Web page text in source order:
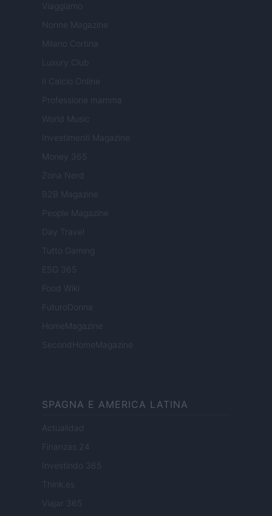
Viaggiamo
Nonne Magazine
Milano Cortina
Luxury Club
Il Calcio Online
Professione mamma
World Music
Investimenti Magazine
Money 365
Zona Nerd
B2B Magazine
People Magazine
Day Travel
Tutto Gaming
ESG 365
Food Wiki
FuturoDonna
HomeMagazine
SecondHomeMagazine
SPAGNA E AMERICA LATINA
Actualidad
Finanzas 24
Investindo 365
Think.es
Viajar 365